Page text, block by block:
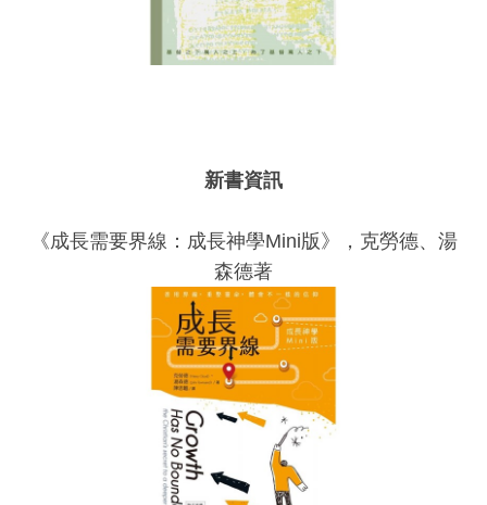
新書資訊
《成長需要界線：成長神學Mini版》，克勞德、湯
森德著